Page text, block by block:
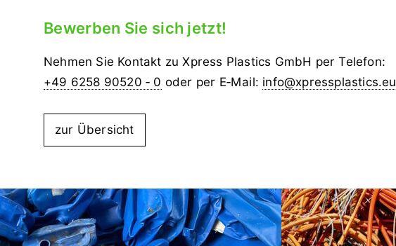
Bewerben Sie sich jetzt!
Nehmen Sie Kontakt zu Xpress Plastics GmbH per Telefon:
+49 6258 90520 ‑ 0 oder per E‑Mail: info@xpressplastics.eu
zur Übersicht